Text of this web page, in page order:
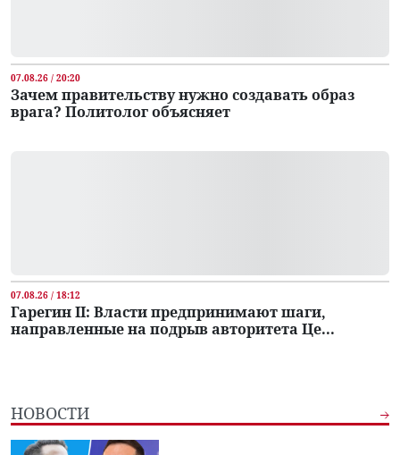
07.08.26 / 20:20
Зачем правительству нужно создавать образ
врага? Политолог объясняет
07.08.26 / 18:12
Гарегин II: Власти предпринимают шаги,
направленные на подрыв авторитета Це...
НОВОСТИ